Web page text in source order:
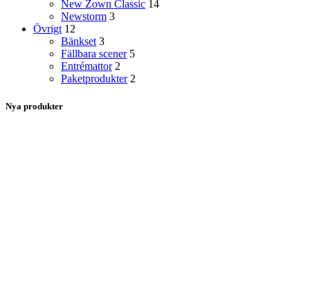
New Zown Classic 14
Newstorm 3
Övrigt 12
Bänkset 3
Fällbara scener 5
Entrémattor 2
Paketprodukter 2
Nya produkter